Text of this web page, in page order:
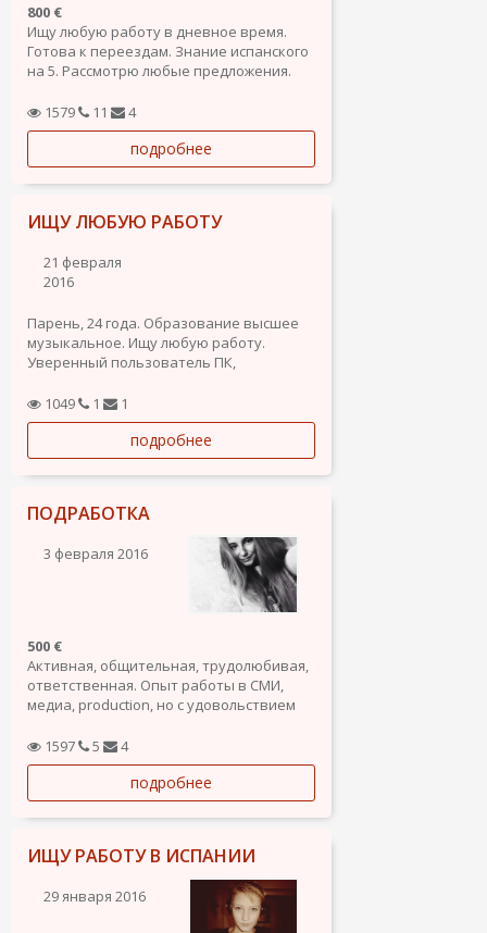
800 €
Ищу любую работу в дневное время.
Готова к переездам. Знание испанского
на 5. Рассмотрю любые предложения.
1579 11 4
подробнее
ИЩУ ЛЮБУЮ РАБОТУ
21 февраля
2016
Парень, 24 года. Образование высшее
музыкальное. Ищу любую работу.
Уверенный пользователь ПК,
быстро обучаюсь.
1049 1 1
подробнее
ПОДРАБОТКА
3 февраля 2016
500 €
Активная, общительная, трудолюбивая,
ответственная. Опыт работы в СМИ,
медиа, production, но с удовольствием
1597
5 4
подробнее
ИЩУ РАБОТУ В ИСПАНИИ
29 января 2016